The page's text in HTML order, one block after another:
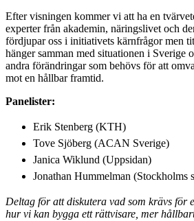
Efter visningen kommer vi att ha en
experter från akademin, näringslivet och
fördjupar oss i initiativets kärnfrågor men
hänger samman med situationen i Sverige
andra förändringar som behövs för att
mot en hållbar framtid.
Panelister:
Erik Stenberg (KTH)
Tove Sjöberg (ACAN Sverige)
Janica Wiklund (Uppsidan)
Jonathan Hummelman (Stockholms
Deltag för att diskutera vad som krävs för
hur vi kan bygga ett rättvisare, mer